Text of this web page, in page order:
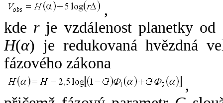
,
kde rje vzdálenost planetky od
H(α) je redukovaná hvězdná
fázového zákona
,